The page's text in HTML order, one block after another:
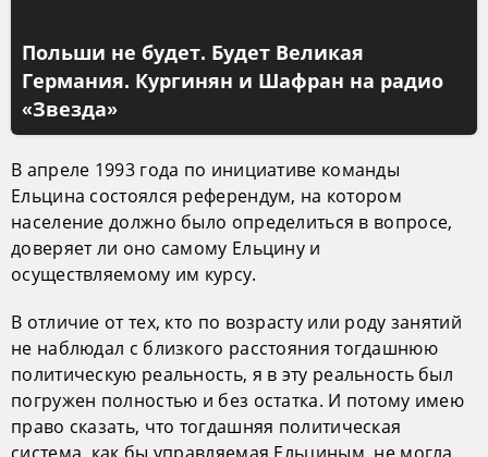
Польши не будет. Будет Великая
Германия. Кургинян и Шафран на радио
«Звезда»
В апреле 1993 года по инициативе команды
Ельцина состоялся референдум, на котором
население должно было определиться в вопросе,
доверяет ли оно самому Ельцину и
осуществляемому им курсу.
В отличие от тех, кто по возрасту или роду занятий
не наблюдал с близкого расстояния тогдашнюю
политическую реальность, я в эту реальность был
погружен полностью и без остатка. И потому имею
право сказать, что тогдашняя политическая